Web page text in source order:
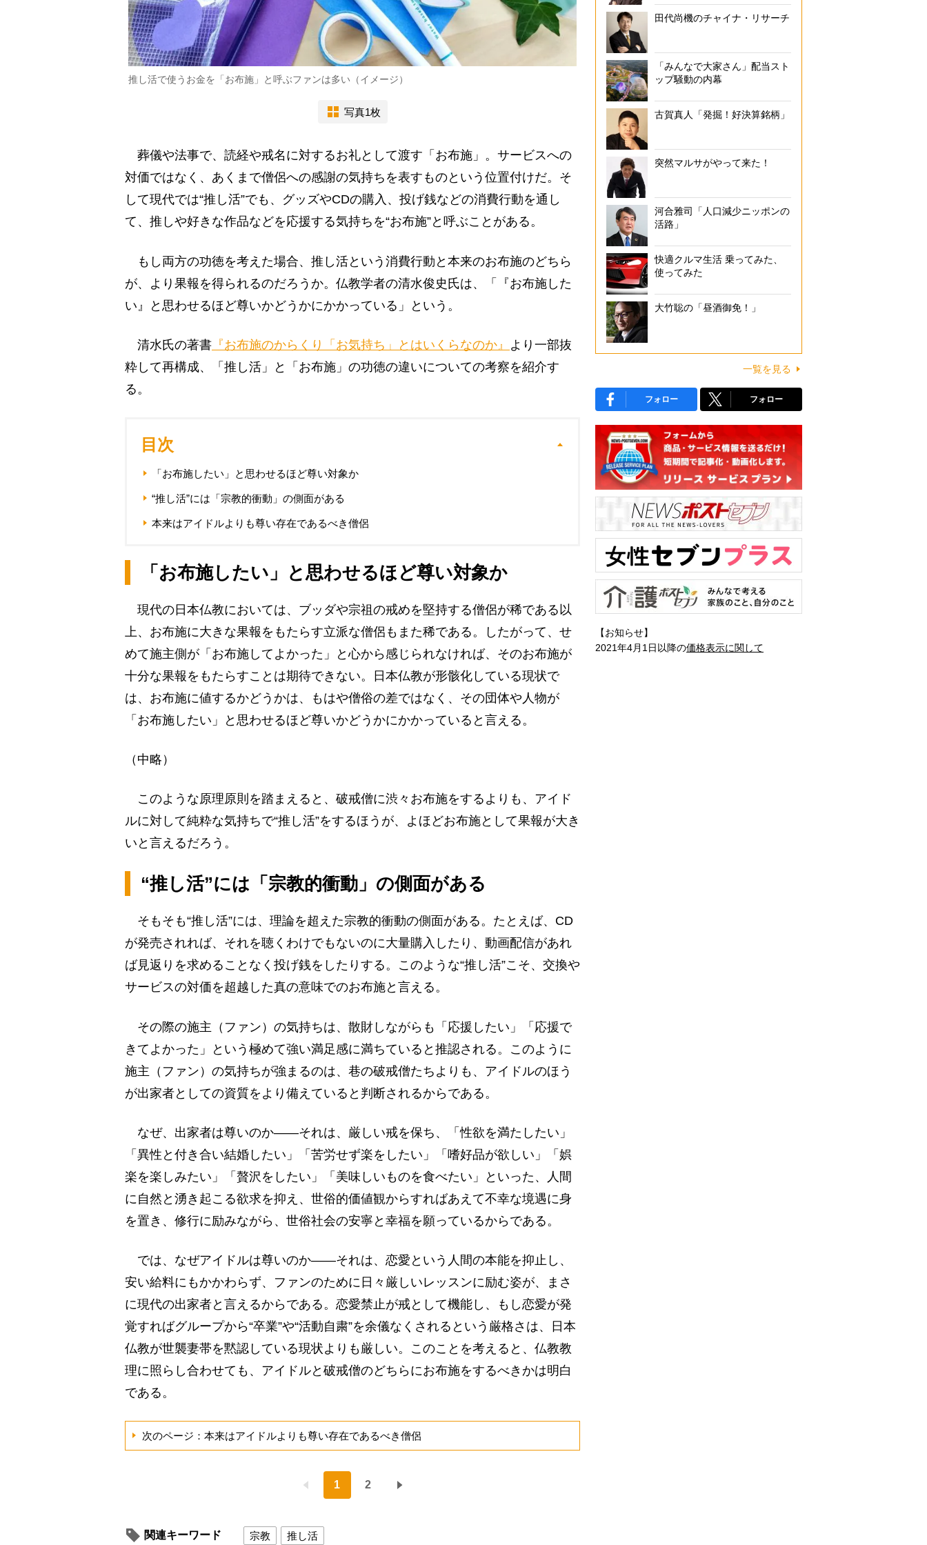
推し活で使うお金を「お布施」と呼ぶファンは多い（イメージ）
写真1枚
葬儀や法事で、読経や戒名に対するお礼として渡す「お布施」。サービスへの
対価ではなく、あくまで僧侶への感謝の気持ちを表すものという位置付けだ。そ
して現代では“推し活”でも、グッズやCDの購入、投げ銭などの消費行動を通し
て、推しや好きな作品などを応援する気持ちを“お布施”と呼ぶことがある。
もし両方の功徳を考えた場合、推し活という消費行動と本来のお布施のどちら
が、より果報を得られるのだろうか。仏教学者の清水俊史氏は、「『お布施した
い』と思わせるほど尊いかどうかにかかっている」という。
清水氏の著書 『お布施のからくり「お気持ち」とはいくらなのか』 より一部抜
粋して再構成、「推し活」と「お布施」の功徳の違いについての考察を紹介す
る。
目次
「お布施したい」と思わせるほど尊い対象か
“推し活”には「宗教的衝動」の側面がある
本来はアイドルよりも尊い存在であるべき僧侶
「お布施したい」と思わせるほど尊い対象か
現代の日本仏教においては、ブッダや宗祖の戒めを堅持する僧侶が稀である以
上、お布施に大きな果報をもたらす立派な僧侶もまた稀である。したがって、せ
めて施主側が「お布施してよかった」と心から感じられなければ、そのお布施が
十分な果報をもたらすことは期待できない。日本仏教が形骸化している現状で
は、お布施に値するかどうかは、もはや僧俗の差ではなく、その団体や人物が
「お布施したい」と思わせるほど尊いかどうかにかかっていると言える。
（中略）
このような原理原則を踏まえると、破戒僧に渋々お布施をするよりも、アイド
ルに対して純粋な気持ちで“推し活”をするほうが、よほどお布施として果報が大き
いと言えるだろう。
“推し活”には「宗教的衝動」の側面がある
そもそも“推し活”には、理論を超えた宗教的衝動の側面がある。たとえば、CD
が発売されれば、それを聴くわけでもないのに大量購入したり、動画配信があれ
ば見返りを求めることなく投げ銭をしたりする。このような“推し活”こそ、交換や
サービスの対価を超越した真の意味でのお布施と言える。
その際の施主（ファン）の気持ちは、散財しながらも「応援したい」「応援で
きてよかった」という極めて強い満足感に満ちていると推認される。このように
施主（ファン）の気持ちが強まるのは、巷の破戒僧たちよりも、アイドルのほう
が出家者としての資質をより備えていると判断されるからである。
なぜ、出家者は尊いのか――それは、厳しい戒を保ち、「性欲を満たしたい」
「異性と付き合い結婚したい」「苦労せず楽をしたい」「嗜好品が欲しい」「娯
楽を楽しみたい」「贅沢をしたい」「美味しいものを食べたい」といった、人間
に自然と湧き起こる欲求を抑え、世俗的価値観からすればあえて不幸な境遇に身
を置き、修行に励みながら、世俗社会の安寧と幸福を願っているからである。
では、なぜアイドルは尊いのか――それは、恋愛という人間の本能を抑止し、
安い給料にもかかわらず、ファンのために日々厳しいレッスンに励む姿が、まさ
に現代の出家者と言えるからである。恋愛禁止が戒として機能し、もし恋愛が発
覚すればグループから“卒業”や“活動自粛”を余儀なくされるという厳格さは、日本
仏教が世襲妻帯を黙認している現状よりも厳しい。このことを考えると、仏教教
理に照らし合わせても、アイドルと破戒僧のどちらにお布施をするべきかは明白
である。
次のページ：本来はアイドルよりも尊い存在であるべき僧侶
1 2
関連キーワード 宗教 推し活
田代尚機のチャイナ・リサーチ
「みんなで大家さん」配当スト
ップ騒動の内幕
古賀真人「発掘！好決算銘柄」
突然マルサがやって来た！
河合雅司「人口減少ニッポンの
活路」
快適クルマ生活 乗ってみた、
使ってみた
大竹聡の「昼酒御免！」
一覧を見る
フォロー フォロー
【お知らせ】
2021年4月1日以降の価格表示に関して